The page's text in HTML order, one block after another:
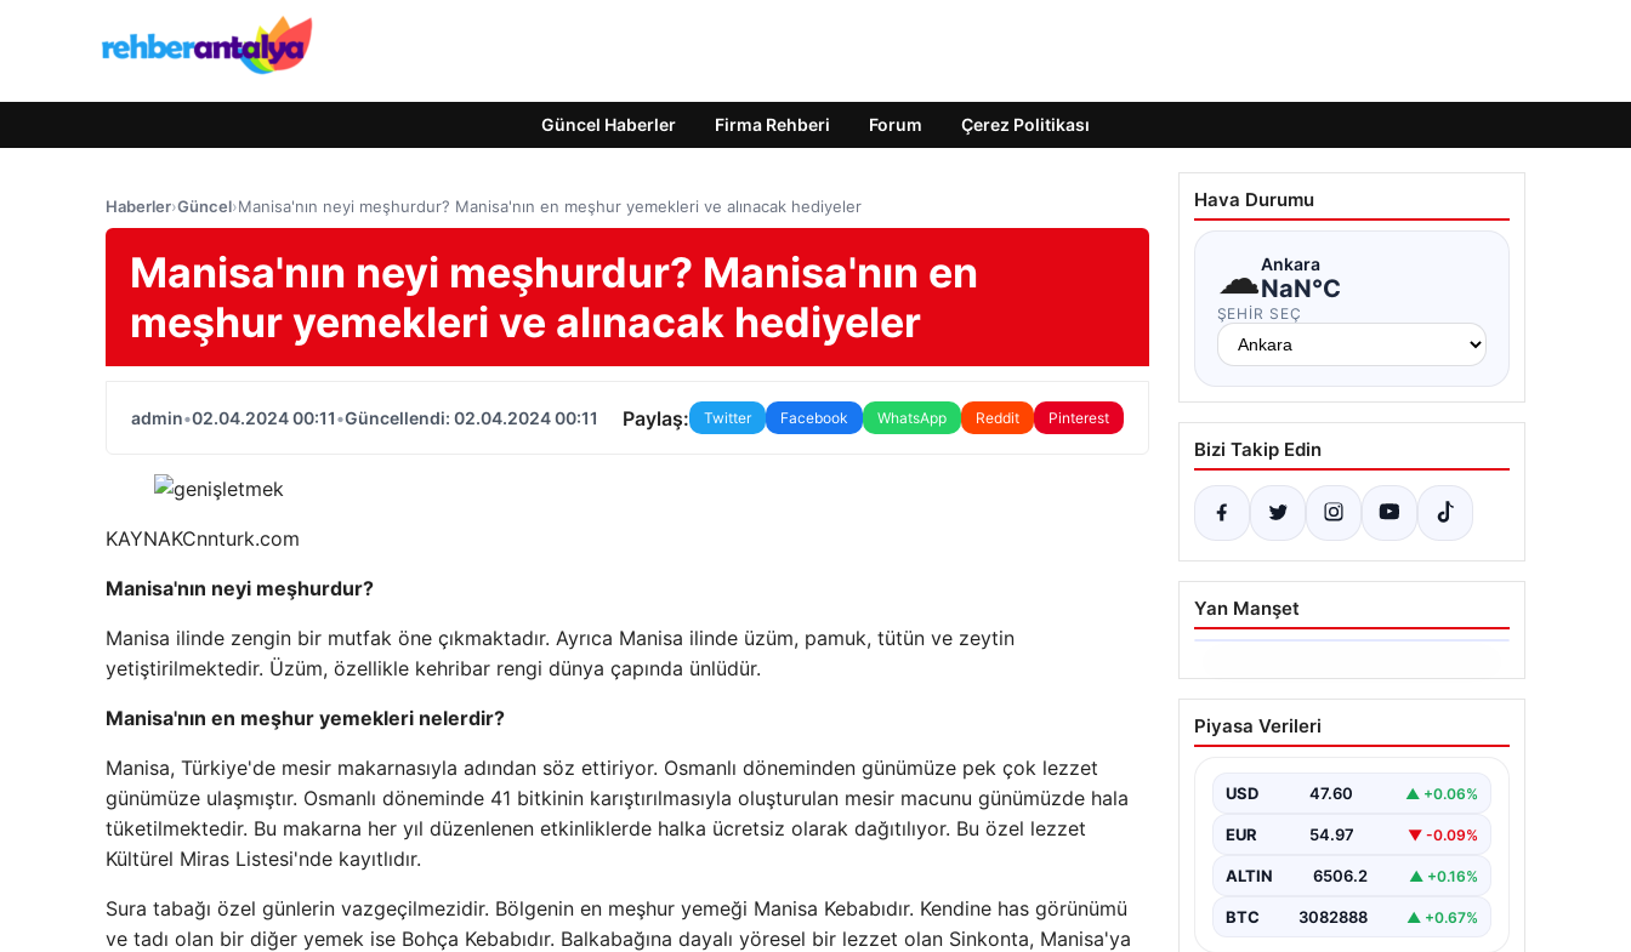
Güncel Haberler Firma Rehberi Forum Çerez Politikası
Haberler›Güncel›Manisa'nın neyi meşhurdur? Manisa'nın en meşhur yemekleri ve alınacak hediyeler
Manisa'nın neyi meşhurdur? Manisa'nın en
meşhur yemekleri ve alınacak hediyeler
admin•02.04.2024 00:11•Güncellendi: 02.04.2024 00:11 Paylaş: Twitter Facebook WhatsApp Reddit Pinterest
KAYNAKCnnturk.com
Manisa'nın neyi meşhurdur?
Manisa ilinde zengin bir mutfak öne çıkmaktadır. Ayrıca Manisa ilinde üzüm, pamuk, tütün ve zeytin
yetiştirilmektedir. Üzüm, özellikle kehribar rengi dünya çapında ünlüdür.
Manisa'nın en meşhur yemekleri nelerdir?
Manisa, Türkiye'de mesir makarnasıyla adından söz ettiriyor. Osmanlı döneminden günümüze pek çok lezzet
günümüze ulaşmıştır. Osmanlı döneminde 41 bitkinin karıştırılmasıyla oluşturulan mesir macunu günümüzde hala
tüketilmektedir. Bu makarna her yıl düzenlenen etkinliklerde halka ücretsiz olarak dağıtılıyor. Bu özel lezzet
Kültürel Miras Listesi'nde kayıtlıdır.
Sura tabağı özel günlerin vazgeçilmezidir. Bölgenin en meşhur yemeği Manisa Kebabıdır. Kendine has görünümü
ve tadı olan bir diğer yemek ise Bohça Kebabıdır. Balkabağına dayalı yöresel bir lezzet olan Sinkonta, Manisa'ya
Hava Durumu
☁Ankara
NaN°C
ŞEHIR SEÇ
Bizi Takip Edin
Yan Manşet
06.08.2026
Ertuğrul Özkök’ün
Hakaret İddialarına İfade
Ünlü gazeteci ve yazar Ertuğrul
iddialarıyla yürütülen soruşturma
Piyasa Verileri
USD 47.60 ▲ +0.06%
EUR 54.97 ▼ -0.09%
ALTIN 6506.2 ▲ +0.16%
BTC 3082888 ▲ +0.67%